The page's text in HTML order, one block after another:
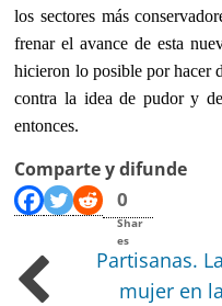
los sectores más
frenar el avance de esta
hicieron lo posible por hacer
contra la idea de pudor y
entonces.
Comparte y difunde
0
Shar
es
Partisanas. La
mujer en la